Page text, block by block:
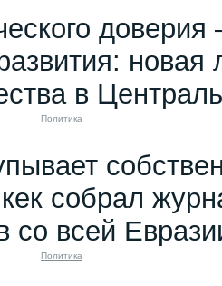
новая
в
Политика
собрал
со всей
Политика